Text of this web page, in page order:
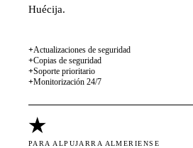
Huécija.
+Actualizaciones de seguridad
+Copias de seguridad
+Soporte prioritario
+Monitorización 24/7
★
PARA ALPUJARRA ALMERIENSE